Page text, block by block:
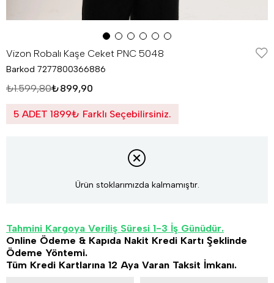
Vizon Robalı Kaşe Ceket PNC 5048
Barkod 7277800366886
₺1.599,80₺899,90
5 ADET 1899₺ Farklı Seçebilirsiniz.
Ürün stoklarımızda kalmamıştır.
Tahmini Kargoya Veriliş Süresi 1-3 İş Günüdür.
Online Ödeme & Kapıda Nakit Kredi Kartı Şeklinde
Ödeme Yöntemi.
Tüm Kredi Kartlarına 12 Aya Varan Taksit İmkanı.